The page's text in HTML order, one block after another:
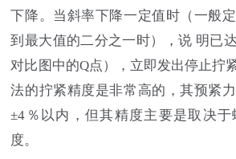
下降。当斜率下降一定值时（一般
到最大值的二分之一时），说 明已
对比图中的Q点），立即发出停止拧
法的拧紧精度是非常高的，其预紧
±4％以内，但其精度主要是取决
度。